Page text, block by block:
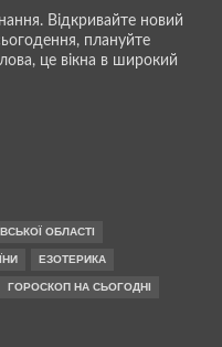
Відкривайте новий
плануйте
це вікна в широкий
ОБЛАСТІ
ЕЗОТЕРИКА
ГОРОСКОП НА СЬОГОДНІ